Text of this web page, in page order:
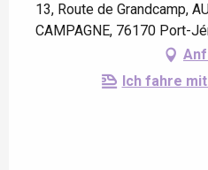
13, Route de Grandcamp,
CAMPAGNE, 76170 Port-
Ich fahre